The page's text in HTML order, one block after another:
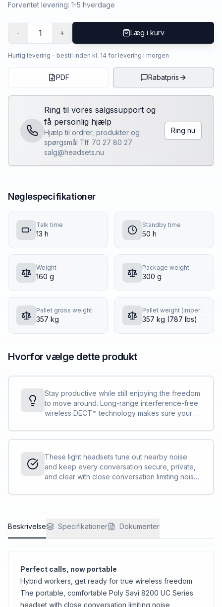
Forventet levering: 1-5 hverdage
- 1 + Læg i kurv
Hurtig levering - bestil inden kl. 14 for levering i morgen
PDF Rabatpris
Ring til vores salgssupport og
få personlig hjælp
Hjælp til ordrer, produkter og
spørgsmål Tlf. 70 27 80 27
salg@headsets.nu
Ring nu
Nøglespecifikationer
Talk time
13 h
Standby time
50 h
Weight
160 g
Package weight
300 g
Pallet gross weight
357 kg
Pallet weight (imperial)
357 kg (787 lbs)
Hvorfor vælge dette produkt
Stay productive while still enjoying the freedom
to move around. Long-range interference-free
wireless DECT™ technology makes sure your
[1]</sup> away from your desk.
These light headsets tune out nearby noise
and keep every conversation secure, private,
and clear with close conversation limiting noise
the Savi 8200 UC Series keeps you sounding
Beskrivelse Specifikationer Dokumenter
Perfect calls, now portable
Hybrid workers, get ready for true wireless freedom.
The portable, comfortable Poly Savi 8200 UC Series
headset with close conversation limiting noise